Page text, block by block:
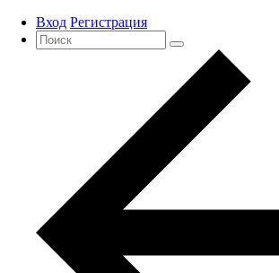
Вход Регистрация